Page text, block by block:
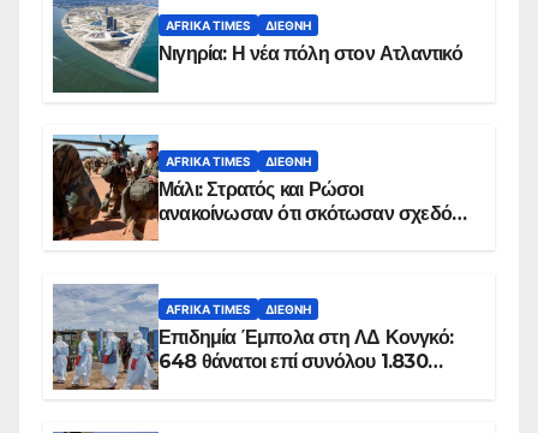
AFRIKA TIMES ΔΙΕΘΝΉ
Νιγηρία: Η νέα πόλη στον Ατλαντικό
AFRIKA TIMES ΔΙΕΘΝΉ
Μάλι: Στρατός και Ρώσοι
ανακοίνωσαν ότι σκότωσαν σχεδόν
AFRIKA TIMES ΔΙΕΘΝΉ
Επιδημία Έμπολα στη ΛΔ Κονγκό:
648 θάνατοι επί συνόλου 1.830